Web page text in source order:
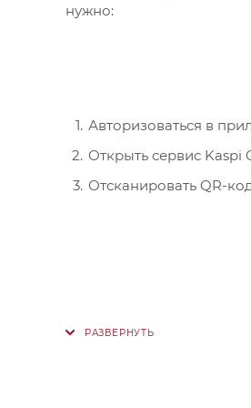
нужно:
Авторизоваться в
Открыть сервис Kaspi
Отсканировать QR-